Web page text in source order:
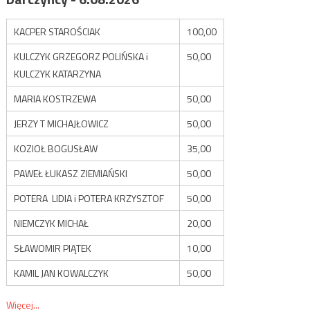
KACPER STAROŚCIAK
100,00
KULCZYK GRZEGORZ POLIŃSKA i
KULCZYK KATARZYNA
50,00
MARIA KOSTRZEWA
50,00
JERZY T MICHAJŁOWICZ
50,00
KOZIOŁ BOGUSŁAW
35,00
PAWEŁ ŁUKASZ ZIEMIAŃSKI
50,00
POTERA LIDIA i POTERA KRZYSZTOF
50,00
NIEMCZYK MICHAŁ
20,00
SŁAWOMIR PIĄTEK
10,00
KAMIL JAN KOWALCZYK
50,00
Więcej...